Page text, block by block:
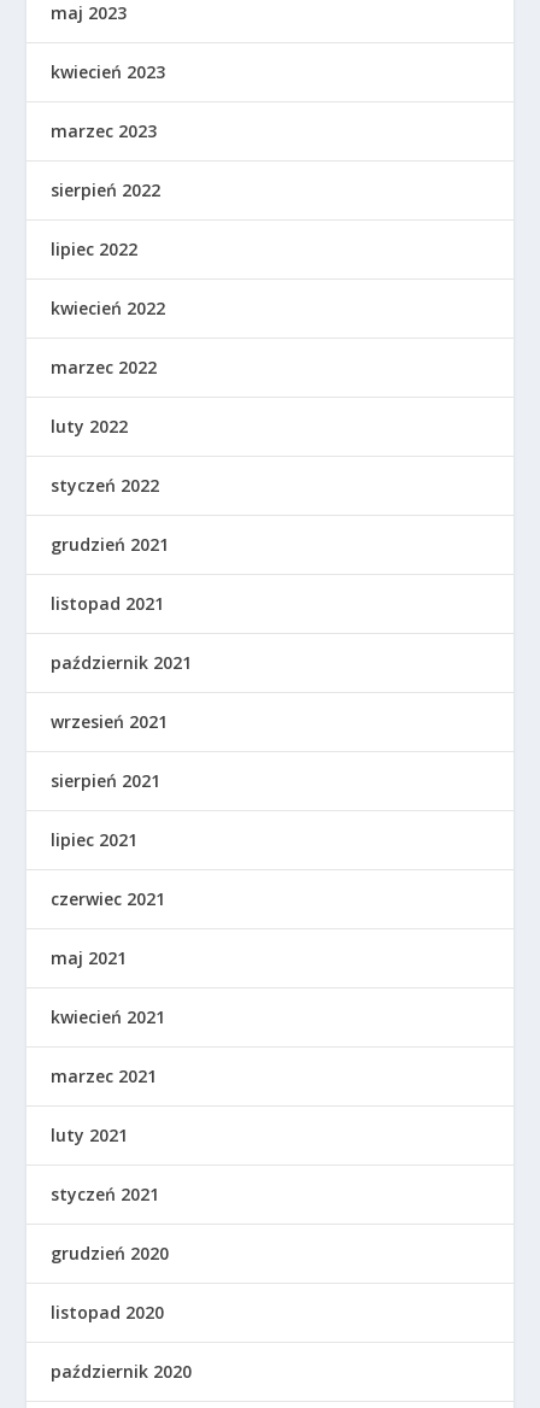
maj 2023
kwiecień 2023
marzec 2023
sierpień 2022
lipiec 2022
kwiecień 2022
marzec 2022
luty 2022
styczeń 2022
grudzień 2021
listopad 2021
październik 2021
wrzesień 2021
sierpień 2021
lipiec 2021
czerwiec 2021
maj 2021
kwiecień 2021
marzec 2021
luty 2021
styczeń 2021
grudzień 2020
listopad 2020
październik 2020